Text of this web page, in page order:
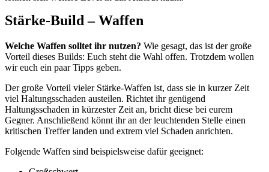
Stärke-Build – Waffen
Welche Waffen solltet ihr nutzen? Wie gesagt, das ist der große
Vorteil dieses Builds: Euch steht die Wahl offen. Trotzdem wollen
wir euch ein paar Tipps geben.
Der große Vorteil vieler Stärke-Waffen ist, dass sie in kurzer Zeit
viel Haltungsschaden austeilen. Richtet ihr genügend
Haltungsschaden in kürzester Zeit an, bricht diese bei eurem
Gegner. Anschließend könnt ihr an der leuchtenden Stelle einen
kritischen Treffer landen und extrem viel Schaden anrichten.
Folgende Waffen sind beispielsweise dafür geeignet: